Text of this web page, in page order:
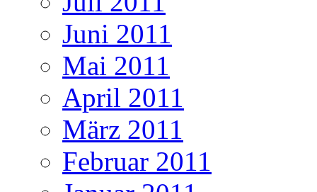
Juni 2011
Mai 2011
April 2011
März 2011
Februar 2011